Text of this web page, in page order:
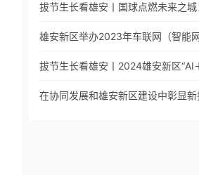
拔节生长看雄安丨国球点燃未来之
雄安新区举办2023年车联网（智能
拔节生长看雄安丨2024雄安新区“AI
在协同发展和雄安新区建设中彰显